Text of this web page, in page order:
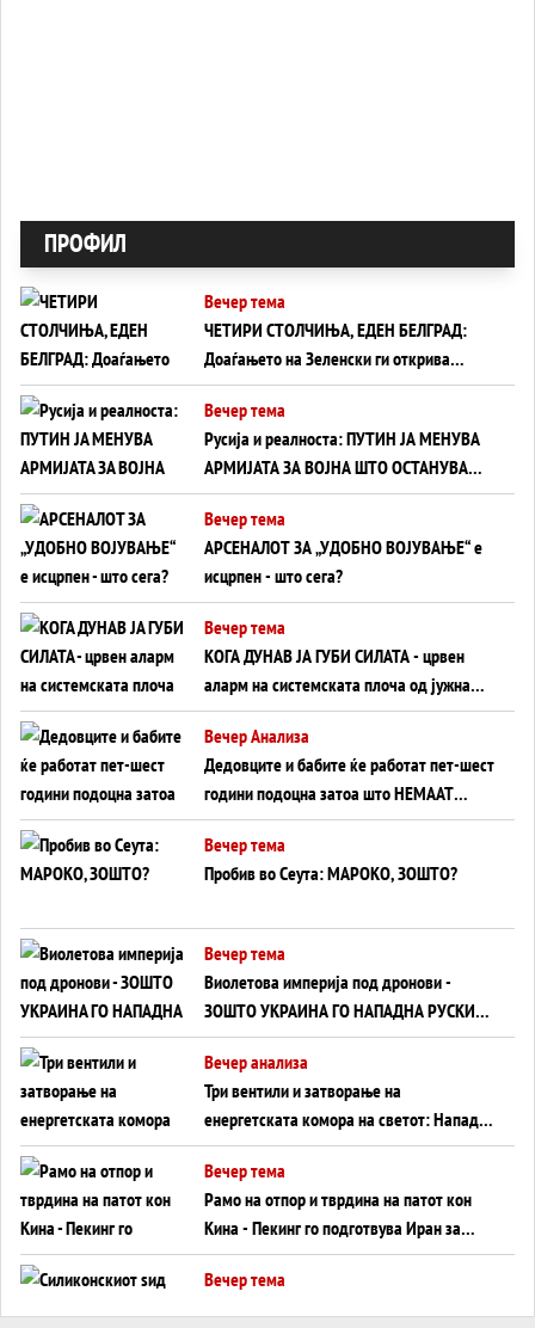
ПРОФИЛ
Вечер тема
ЧЕТИРИ СТОЛЧИЊА, ЕДЕН БЕЛГРАД:
Доаѓањето на Зеленски ги открива
тајните на политиката на балансирање
на Вучиќ
Вечер тема
Русија и реалноста: ПУТИН ЈА МЕНУВА
АРМИЈАТА ЗА ВОЈНА ШТО ОСТАНУВА
БЕЗ ФРОНТ
Вечер тема
АРСЕНАЛОТ ЗА „УДОБНО ВОЈУВАЊЕ“ е
исцрпен - што сега?
Вечер тема
КОГА ДУНАВ ЈА ГУБИ СИЛАТА - црвен
аларм на системската плоча од јужна
Германија до Црното Море...
Вечер Анализа
Дедовците и бабите ќе работат пет-шест
години подоцна затоа што НЕМААТ
ВНУЦИ ДА ГИ ЗАМЕНАТ
Вечер тема
Пробив во Сеута: МАРОКО, ЗОШТО?
Вечер тема
Виолетова империја под дронови -
ЗОШТО УКРАИНА ГО НАПАДНА РУСКИОТ
WILDBERRIES
Вечер анализа
Три вентили и затворање на
енергетската комора на светот: Нападот
во Суец најавува глобален енергетски
инфаркт?
Вечер тема
Рамо на отпор и тврдина на патот кон
Кина - Пекинг го подготвува Иран за
американска копнена инвазија
Вечер тема